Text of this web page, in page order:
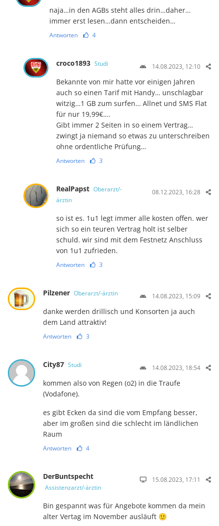
naja…in den AGBs steht alles drin…daher…
immer erst lesen…dann entscheiden…
Antworten 4
croco1893 Studi 14.08.2023, 12:10
Bekannte von mir hatte vor einigen Jahren
auch so einen Tarif mit Handy… unschlagbar
witzig…1 GB zum surfen… Allnet und SMS Flat
für nur 19,99€….
Gibt immer 2 Seiten in so einem Vertrag…
zwingt ja niemand so etwas zu unterschreiben
ohne ordentliche Prüfung…
Antworten 3
RealPapst Oberarzt/-
ärztin
08.12.2023, 16:28
so ist es. 1u1 legt immer alle kosten offen. wer
sich so ein teuren Vertrag holt ist selber
schuld. wir sind mit dem Festnetz Anschluss
von 1u1 zufrieden.
Antworten 3
Pilzener Oberarzt/-ärztin 14.08.2023, 15:09
danke werden drillisch und Konsorten ja auch
dem Land attraktiv!
Antworten 3
City87 Studi 14.08.2023, 18:54
kommen also von Regen (o2) in die Traufe
(Vodafone).
es gibt Ecken da sind die vom Empfang besser,
aber im großen sind die schlecht im ländlichen
Raum
Antworten 4
DerBuntspecht
Assistenzarzt/-ärztin
15.08.2023, 17:11
Bin gespannt was für Angebote kommen da mein
alter Vertag im November ausläuft 🙂